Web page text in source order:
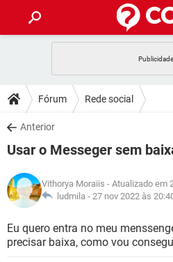
CELULAR
OUTLOOK
INSTAGRAM
GUIA DE COMPRAS
DICAS
JOGOS
INSTAGRAM
GUIA DE COMPRAS
DOWNLOADS
JOGOS
CELULAR
OUTLOOK
GUIA DE COMPRAS
JOGOS
CELULAR
OUTLOOK
GLOSSÁRIO
CELULAR
Fórum Rede social
Anterior
Usar o Messeger sem
Vithorya Moraiis - Atualizado em
ludmila - 27 nov 2022 às
Eu quero entra no meu
precisar baixa, como vou